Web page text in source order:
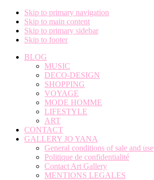
Skip to primary navigation
Skip to main content
Skip to primary sidebar
Skip to footer
BLOG
MUSIC
DECO-DESIGN
SHOPPING
VOYAGE
MODE HOMME
LIFESTYLE
ART
CONTACT
GALLERY JO YANA
General conditions of sale and use
Politique de confidentialité
Contact Art Gallery
MENTIONS LEGALES